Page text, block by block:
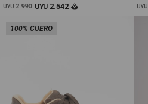
NEGRO
UYU 2.990 UYU 2.542 UYU
100% CUERO